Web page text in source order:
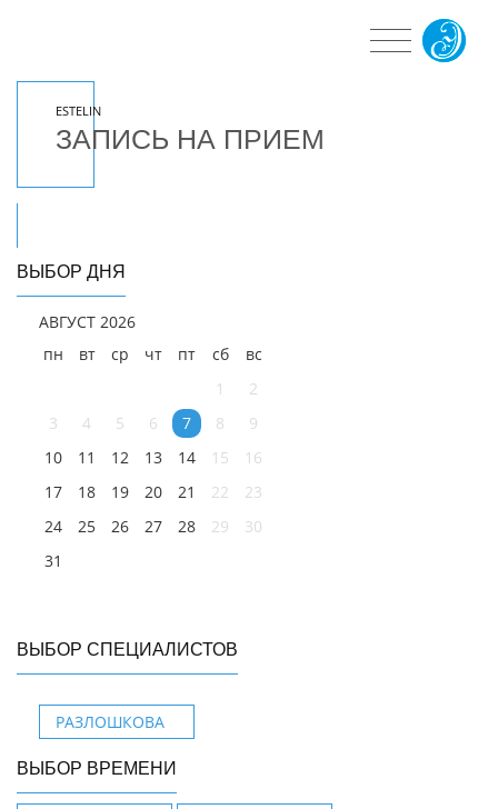
ESTELIN
ЗАПИСЬ НА ПРИЕМ
ВЫБОР ДНЯ
АВГУСТ 2026
пн
вт ср чт пт сб
вс
1
2
3
4 5 6 7 8
9
10
11 12 13 14 15
16
17
18 19 20 21 22
23
24
25 26 27 28 29
30
31
ВЫБОР СПЕЦИАЛИСТОВ
РАЗЛОШКОВА
ВЫБОР ВРЕМЕНИ